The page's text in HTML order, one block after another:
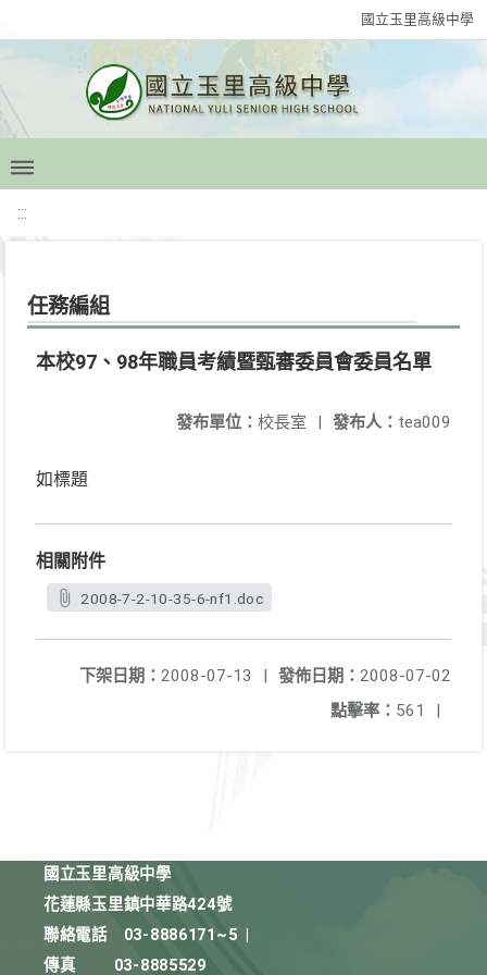
國立玉里高級中學
:::
任務編組
本校97、98年職員考績暨甄審委員會委員名單
發布人： tea009
發布單位： 校長室 |
如標題
相關附件
2008-7-2-10-35-6-nf1.doc
發佈日期： 2008-07-02
下架日期： 2008-07-13
|
點擊率： 561 |
國立玉里高級中學
花蓮縣玉里鎮中華路424號
聯絡電話
03-8886171~5
傳真
03-8885529